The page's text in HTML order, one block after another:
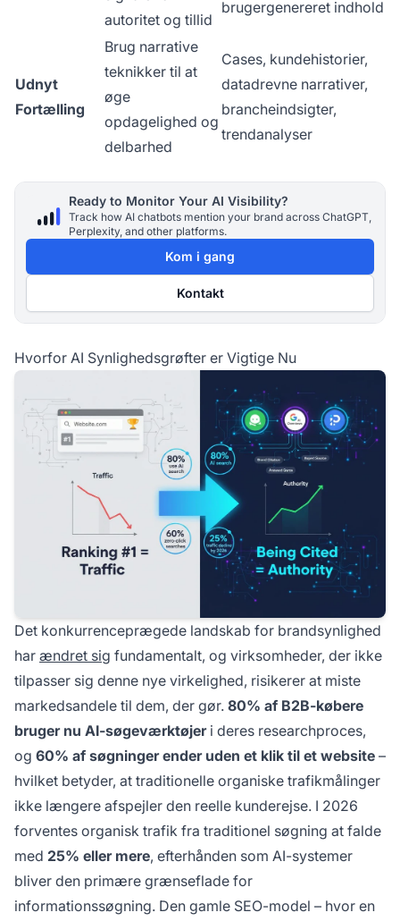
autoritet og tillid
brugergenereret indhold
Udnyt
Fortælling
Brug narrative
teknikker til at
øge
opdagelighed og
delbarhed
Cases, kundehistorier,
datadrevne narrativer,
brancheindsigter,
trendanalyser
Ready to Monitor Your AI Visibility?
Track how AI chatbots mention your brand across ChatGPT,
Perplexity, and other platforms.
Kom i gang
Kontakt
Hvorfor AI Synlighedsgrøfter er Vigtige Nu
Det konkurrenceprægede landskab for brandsynlighed
har ændret sig fundamentalt, og virksomheder, der ikke
tilpasser sig denne nye virkelighed, risikerer at miste
markedsandele til dem, der gør. 80% af B2B-købere
bruger nu AI-søgeværktøjeri deres researchproces,
og 60% af søgninger ender uden et klik til et website –
hvilket betyder, at traditionelle organiske trafikmålinger
ikke længere afspejler den reelle kunderejse. I 2026
forventes organisk trafik fra traditionel søgning at falde
med 25% eller mere, efterhånden som AI-systemer
bliver den primære grænseflade for
informationssøgning. Den gamle SEO-model – hvor en